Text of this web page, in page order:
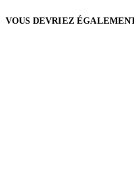
VOUS DEVRIEZ